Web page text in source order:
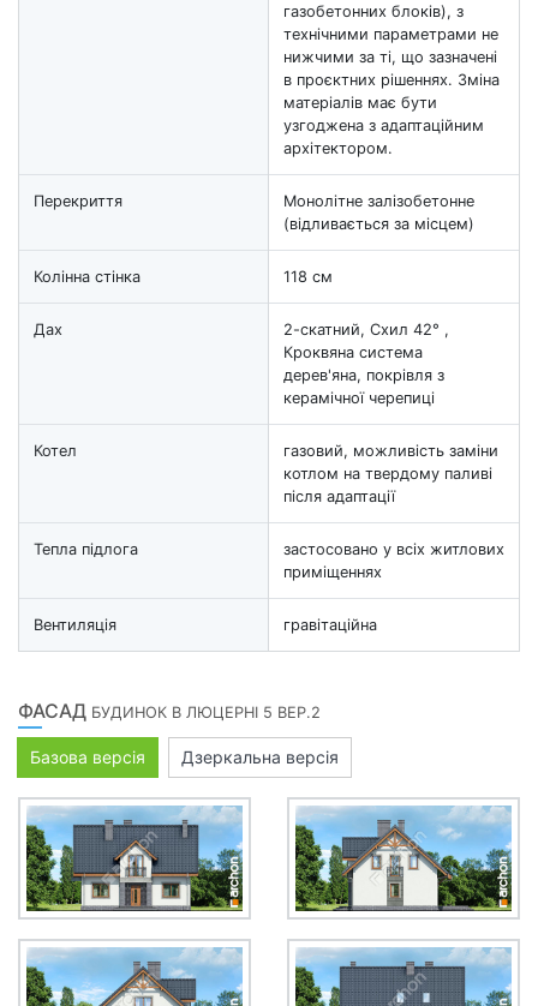
газобетонних блоків), з
технічними параметрами не
нижчими за ті, що зазначені
в проєктних рішеннях. Зміна
матеріалів має бути
узгоджена з адаптаційним
архітектором.
Перекриття
Монолітне залізобетонне
(відливається за місцем)
Колінна стінка 118 см
Дах
2-скатний, Схил 42° ,
Кроквяна система
дерев'яна, покрівля з
керамічної черепиці
Котел
газовий, можливість заміни
котлом на твердому паливі
після адаптації
Тепла підлога
застосовано у всіх житлових
приміщеннях
Вентиляція гравітаційна
ФАСАД БУДИНОК В ЛЮЦЕРНІ 5 ВЕР.2
Базова версія Дзеркальна версія